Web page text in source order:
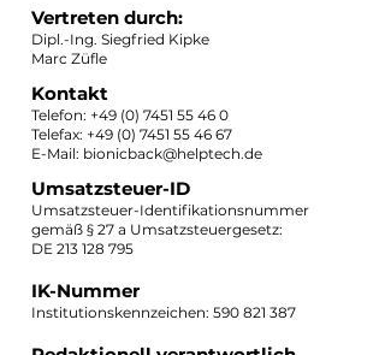
Vertreten durch:
Dipl.-Ing. Siegfried Kipke
Marc Züfle
Kontakt
Telefon: +49 (0) 7451 55 46 0
Telefax: +49 (0) 7451 55 46 67
E-Mail: bionicback@helptech.de
Umsatzsteuer-ID
Umsatzsteuer-Identifikationsnummer
gemäß § 27 a Umsatzsteuergesetz:
DE 213 128 795
IK-Nummer
Institutionskennzeichen: 590 821 387